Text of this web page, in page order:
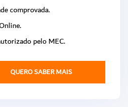
comprovada.
pelo MEC.
QUERO SABER MAIS